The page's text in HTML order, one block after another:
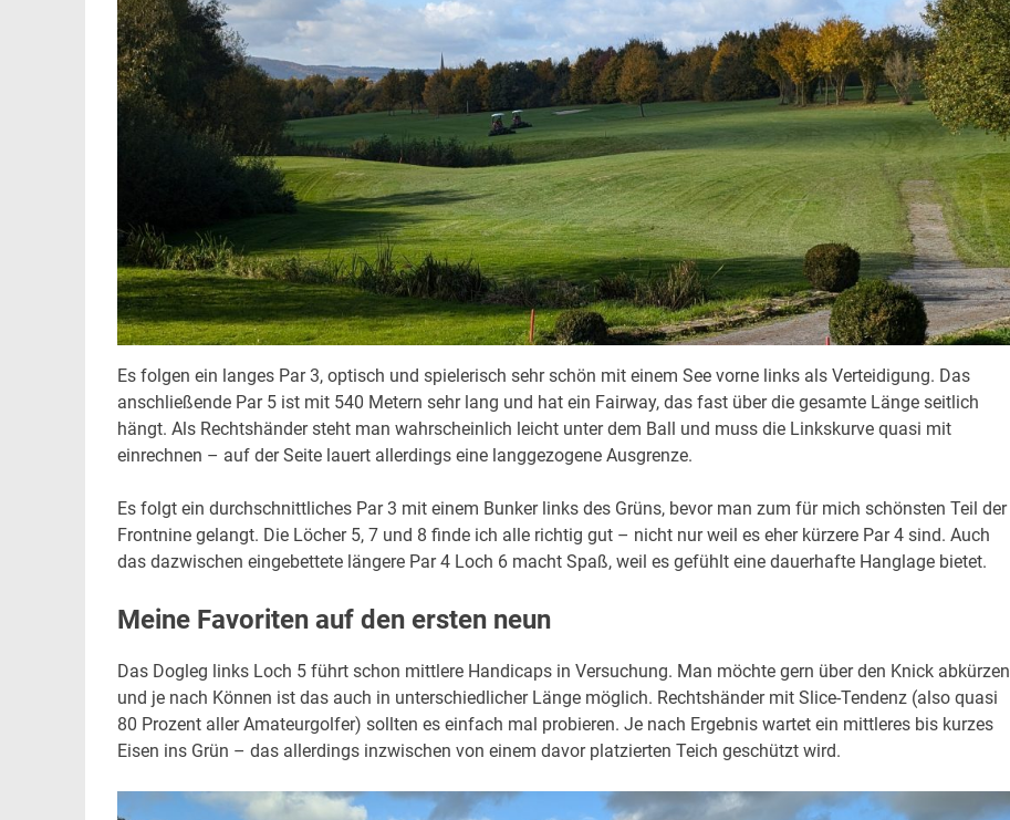
Es folgen ein langes Par 3, optisch und spielerisch sehr schön mit einem See vorne links als Verteidigung. Das
anschließende Par 5 ist mit 540 Metern sehr lang und hat ein Fairway, das fast über die gesamte Länge seitlich
hängt. Als Rechtshänder steht man wahrscheinlich leicht unter dem Ball und muss die Linkskurve quasi mit
einrechnen – auf der Seite lauert allerdings eine langgezogene Ausgrenze.
Es folgt ein durchschnittliches Par 3 mit einem Bunker links des Grüns, bevor man zum für mich schönsten Teil der
Frontnine gelangt. Die Löcher 5, 7 und 8 finde ich alle richtig gut – nicht nur weil es eher kürzere Par 4 sind. Auch
das dazwischen eingebettete längere Par 4 Loch 6 macht Spaß, weil es gefühlt eine dauerhafte Hanglage bietet.
Meine Favoriten auf den ersten neun
Das Dogleg links Loch 5 führt schon mittlere Handicaps in Versuchung. Man möchte gern über den Knick abkürzen
und je nach Können ist das auch in unterschiedlicher Länge möglich. Rechtshänder mit Slice-Tendenz (also quasi
80 Prozent aller Amateurgolfer) sollten es einfach mal probieren. Je nach Ergebnis wartet ein mittleres bis kurzes
Eisen ins Grün – das allerdings inzwischen von einem davor platzierten Teich geschützt wird.